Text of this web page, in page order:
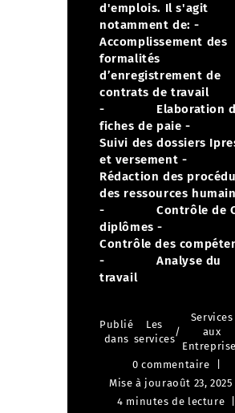
d'emplois. Il s'agit
notamment de:
Accomplissement des
formalités
d’enregistrement de
contrats de travail
- Elaboration
fiches de paie -
Suivi des dossiers
et versement -
Rédaction des
des ressources
- Contrôle de
diplômes -
Contrôle des
- Analyse du
travail
Publié
dans
Les
services
/
Services
aux
0 commentaire
Mise à jouraoût 23, 2025
4 minutes de lecture